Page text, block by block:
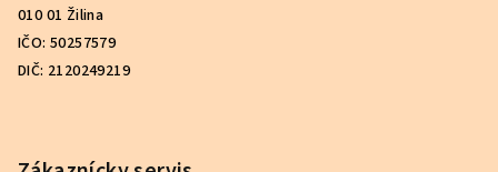
010 01 Žilina
IČO: 50257579
DIČ: 2120249219